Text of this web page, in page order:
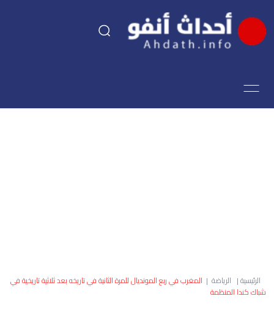
اقتصاد
العالم الرئيسية| الرياضة | المغرب في ربع المونديال للمرة الثانية في تاريخه بعد ثلاثية تاريخية في
شباك كندا المنظمة